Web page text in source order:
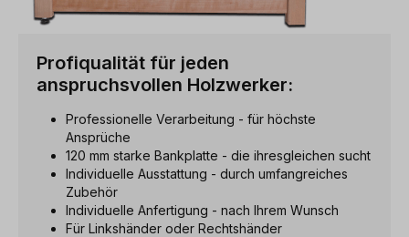
Profiqualität für jeden
anspruchsvollen Holzwerker:
Professionelle Verarbeitung - für höchste
Ansprüche
120 mm starke Bankplatte - die ihresgleichen sucht
Individuelle Ausstattung - durch umfangreiches
Zubehör
Individuelle Anfertigung - nach Ihrem Wunsch
Für Linkshänder oder Rechtshänder